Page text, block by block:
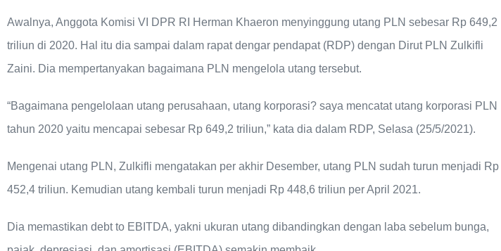
Awalnya, Anggota Komisi VI DPR RI Herman Khaeron menyinggung utang PLN sebesar Rp 649,2
triliun di 2020. Hal itu dia sampai dalam rapat dengar pendapat (RDP) dengan Dirut PLN Zulkifli
Zaini. Dia mempertanyakan bagaimana PLN mengelola utang tersebut.
“Bagaimana pengelolaan utang perusahaan, utang korporasi? saya mencatat utang korporasi PLN
tahun 2020 yaitu mencapai sebesar Rp 649,2 triliun,” kata dia dalam RDP, Selasa (25/5/2021).
Mengenai utang PLN, Zulkifli mengatakan per akhir Desember, utang PLN sudah turun menjadi Rp
452,4 triliun. Kemudian utang kembali turun menjadi Rp 448,6 triliun per April 2021.
Dia memastikan debt to EBITDA, yakni ukuran utang dibandingkan dengan laba sebelum bunga,